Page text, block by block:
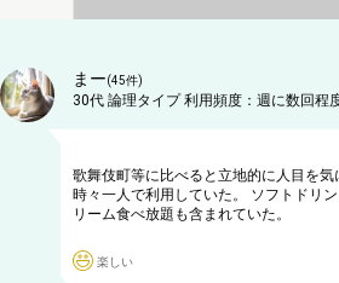
まー(45件)
30代 論理タイプ利用頻度： 週に数回程
歌舞伎町等に比べると立地的に人目を気
時々一人で利用していた。 ソフトドリ
リーム食べ放題も含まれていた。
楽しい